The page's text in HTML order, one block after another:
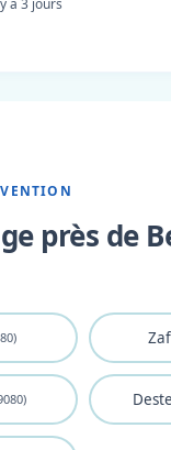
a 3 jours
près de